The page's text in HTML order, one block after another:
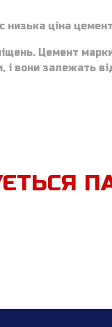
низька ціна
Цемент
і вони залежать